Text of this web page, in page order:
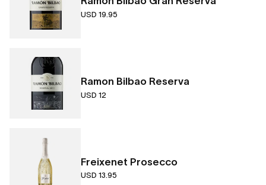
USD 19.95
Ramon Bilbao Reserva
USD 12
Freixenet Prosecco
USD 13.95